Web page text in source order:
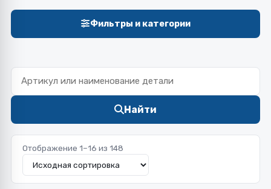
Фильтры и категории
Найти
Отображение 1–16 из 148